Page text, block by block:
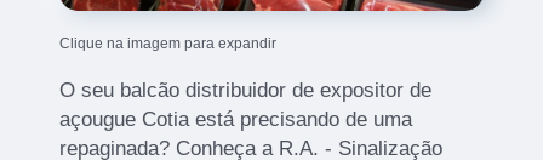
Clique na imagem para expandir
O seu balcão distribuidor de expositor de
açougue Cotia está precisando de uma
repaginada? Conheça a R.A. - Sinalização